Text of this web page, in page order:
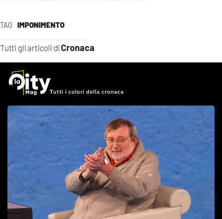
TAG IMPONIMENTO
Tutti gli articoli diCronaca